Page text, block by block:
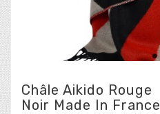
Châle Aikido Rouge
Noir Made In France